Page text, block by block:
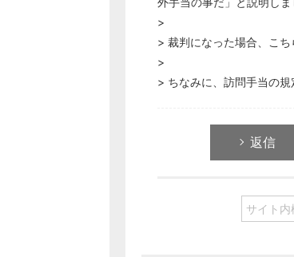
>
> 裁判になった場合、こ
>
> ちなみに、訪問手当の規
返信